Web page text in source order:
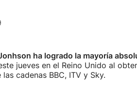
ha logrado la mayoría
jueves en el Reino Unido al
cadenas BBC, ITV y Sky.